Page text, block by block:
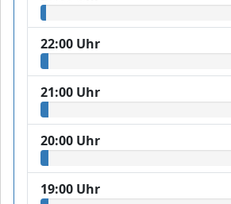
22:00 Uhr
21:00 Uhr
20:00 Uhr
19:00 Uhr